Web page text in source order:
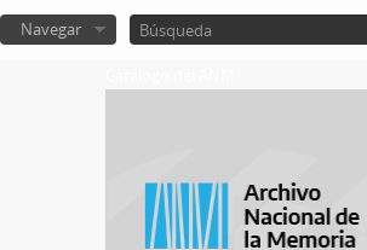
Navegar